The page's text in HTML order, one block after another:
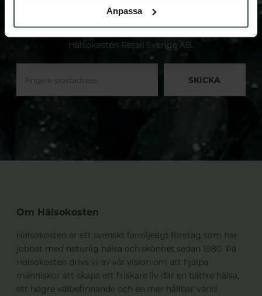
Anpassa
till att Hälsokosten behandlar dina personuppgifter. Du
kan närsomhelst återkalla samtycket genom att avsluta
Hälsokosten Retail Sverige AB.
SKICKA
Om Hälsokosten
Hälsokosten är ett svenskt familjeägt företag som har
jobbat med naturlig hälsa och skönhet sedan 1980. På
Hälsokosten drivs vi av vår vision om att hjälpa
människor att skapa ett friskare liv där en bättre hälsa,
ett högre välbefinnande och en mer hållbar värld